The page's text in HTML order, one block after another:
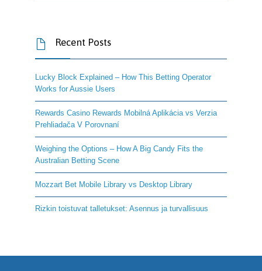
 Recent Posts
Lucky Block Explained – How This Betting Operator
Works for Aussie Users
Rewards Casino Rewards Mobilná Aplikácia vs Verzia
Prehliadača V Porovnaní
Weighing the Options – How A Big Candy Fits the
Australian Betting Scene
Mozzart Bet Mobile Library vs Desktop Library
Rizkin toistuvat talletukset: Asennus ja turvallisuus